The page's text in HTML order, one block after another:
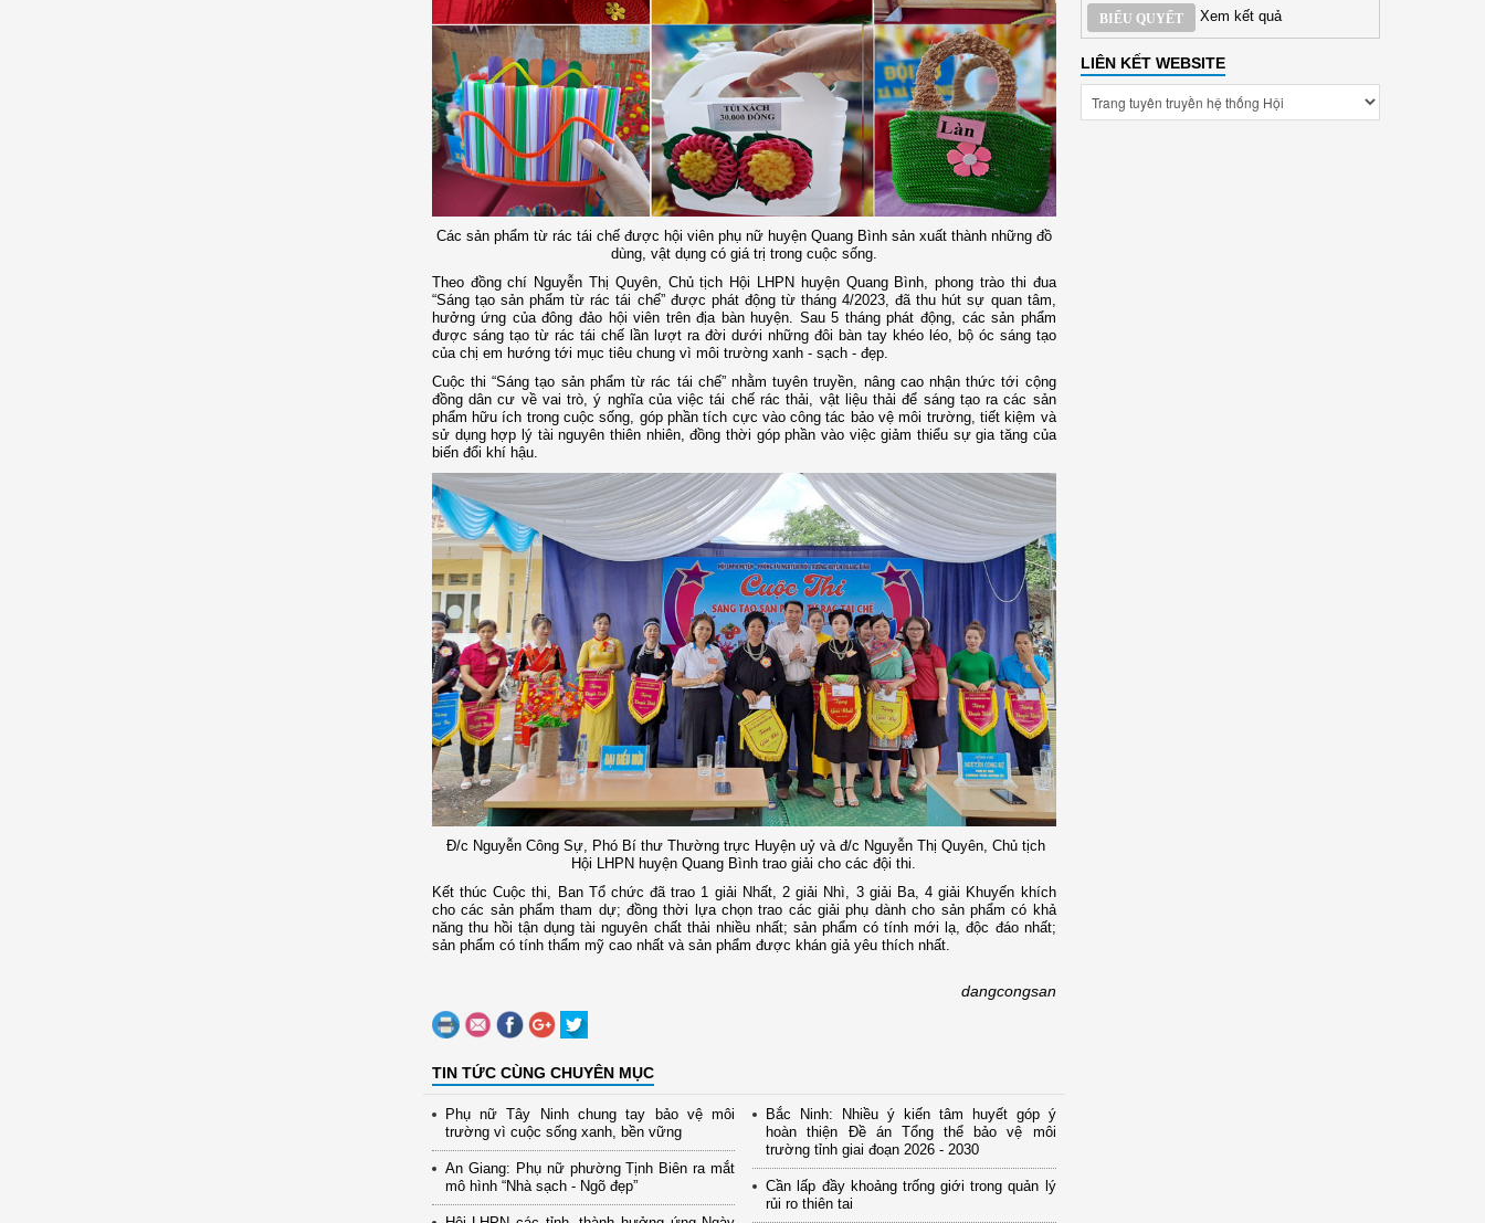
Các sản phẩm từ rác tái chế được hội viên phụ nữ huyện Quang Bình sản xuất thành những đồ
dùng, vật dụng có giá trị trong cuộc sống.
Theo đồng chí Nguyễn Thị Quyên, Chủ tịch Hội LHPN huyện Quang Bình, phong trào thi đua
“Sáng tạo sản phẩm từ rác tái chế” được phát động từ tháng 4/2023, đã thu hút sự quan tâm,
hưởng ứng của đông đảo hội viên trên địa bàn huyện. Sau 5 tháng phát động, các sản phẩm
được sáng tạo từ rác tái chế lần lượt ra đời dưới những đôi bàn tay khéo léo, bộ óc sáng tạo
của chị em hướng tới mục tiêu chung vì môi trường xanh - sạch - đẹp.
Cuộc thi “Sáng tạo sản phẩm từ rác tái chế” nhằm tuyên truyền, nâng cao nhận thức tới cộng
đồng dân cư về vai trò, ý nghĩa của việc tái chế rác thải, vật liệu thải để sáng tạo ra các sản
phẩm hữu ích trong cuộc sống, góp phần tích cực vào công tác bảo vệ môi trường, tiết kiệm và
sử dụng hợp lý tài nguyên thiên nhiên, đồng thời góp phần vào việc giảm thiểu sự gia tăng của
biến đổi khí hậu.
Đ/c Nguyễn Công Sự, Phó Bí thư Thường trực Huyện uỷ và đ/c Nguyễn Thị Quyên, Chủ tịch
Hội LHPN huyện Quang Bình trao giải cho các đội thi.
Kết thúc Cuộc thi, Ban Tổ chức đã trao 1 giải Nhất, 2 giải Nhì, 3 giải Ba, 4 giải Khuyến khích
cho các sản phẩm tham dự; đồng thời lựa chọn trao các giải phụ dành cho sản phẩm có khả
năng thu hồi tận dụng tài nguyên chất thải nhiều nhất; sản phẩm có tính mới lạ, độc đáo nhất;
sản phẩm có tính thẩm mỹ cao nhất và sản phẩm được khán giả yêu thích nhất.
dangcongsan
TIN TỨC CÙNG CHUYÊN MỤC
Phụ nữ Tây Ninh chung tay bảo vệ môi
trường vì cuộc sống xanh, bền vững
An Giang: Phụ nữ phường Tịnh Biên ra mắt
mô hình “Nhà sạch - Ngõ đẹp”
Bắc Ninh: Nhiều ý kiến tâm huyết góp ý
hoàn thiện Đề án Tổng thể bảo vệ môi
trường tỉnh giai đoạn 2026 - 2030
Cần lấp đầy khoảng trống giới trong quản lý
rủi ro thiên tai
BIỂU QUYẾT Xem kết quả
LIÊN KẾT WEBSITE